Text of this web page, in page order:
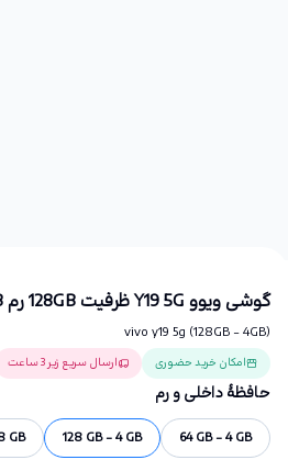
گوشی ویوو Y19 5G ظرفیت 128GB رم 4GB
vivo y19 5g (128GB - 4GB)
امکان خرید حضوری ارسال سریع زیر 3 ساعت
حافظهٔ داخلی و رم
64 GB - 4 GB
128 GB - 4 GB
GB